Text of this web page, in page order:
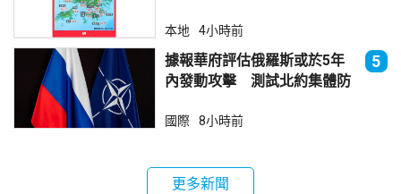
本地 4小時前
據報華府評估俄羅斯或於5年
內發動攻擊 測試北約集體防
5
國際 8小時前
更多新聞